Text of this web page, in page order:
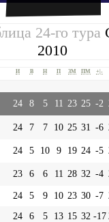
24-го тура
2010
И В Н П ЗМ ПМ +|-
24 8 5 11 23 25 -2
24 7 7 10 25 31 -6
24 5 10 9 19 24 -5
23 6 6 11 28 32 -4
24 5 9 10 23 30 -7
24 6 5 13 15 32 -17